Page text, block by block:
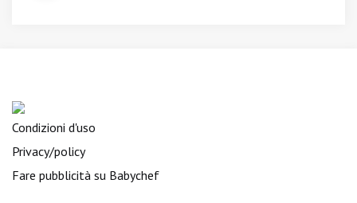
Condizioni d'uso
Privacy/policy
Fare pubblicità su Babychef